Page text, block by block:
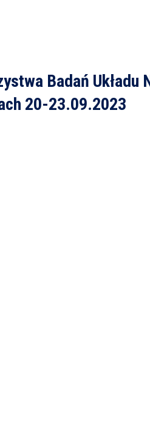
Badań Układu
20-23.09.2023